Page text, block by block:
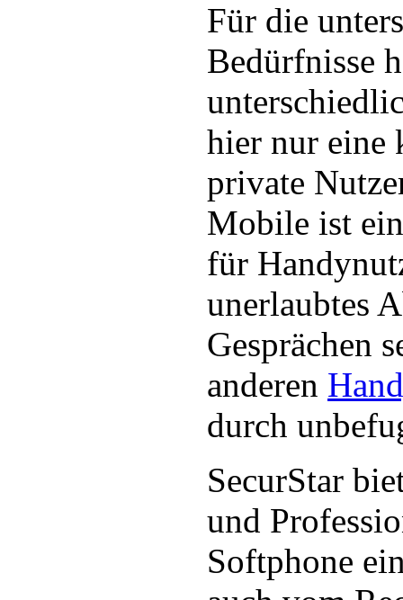
Für die
Bedürfnisse
hier nur eine
private
Mobile ist
für
unerlaubtes
Gesprächen
anderen
durch
SecurStar
und
Softphone